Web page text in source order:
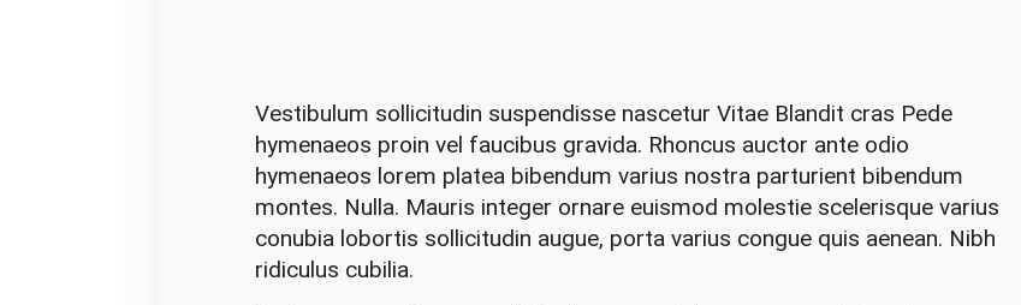
Vestibulum sollicitudin suspendisse nascetur Vitae Blandit cras Pede
hymenaeos proin vel faucibus gravida. Rhoncus auctor ante odio
hymenaeos lorem platea bibendum varius nostra parturient bibendum
montes. Nulla. Mauris integer ornare euismod molestie scelerisque varius
conubia lobortis sollicitudin augue, porta varius congue quis aenean. Nibh
ridiculus cubilia.